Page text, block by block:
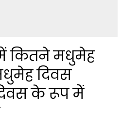
में कितने मधुमेह
दिवस
के रूप में